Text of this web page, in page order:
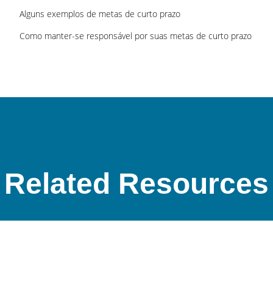
Alguns exemplos de metas de curto prazo
Como manter-se responsável por suas metas de curto prazo
Related Resources